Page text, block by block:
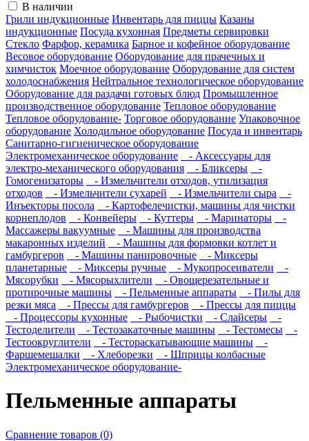
В наличии
Грили индукционные Инвентарь для пиццы Казаны
индукционные Посуда кухонная Предметы сервировки
Стекло Фарфор, керамика Барное и кофейное оборудование
Весовое оборудование Оборудование для прачечных и
химчисток Моечное оборудование Оборудование для систем
холодоснабжения Нейтральное технологическое оборудование
Оборудование для раздачи готовых блюд Промышленное
производственное оборудование Тепловое оборудование
Тепловое оборудование- Торговое оборудование Упаковочное
оборудование Холодильное оборудование Посуда и инвентарь
Санитарно-гигиеническое оборудование
Электромеханическое оборудование
- Аксессуары для
электро-механического оборудования
- Бликсеры
-
Гомогенизаторы
- Измельчители отходов, утилизация
отходов
- Измельчители сухарей - Измельчители сыра
-
Инъекторы посола
- Картофелечистки, машины для чистки
корнеплодов
- Конвейеры - Куттеры - Маринаторы
-
Массажеры вакуумные
- Машины для производства
макаронных изделий
- Машины для формовки котлет и
гамбургеров
- Машины панировочные
- Миксеры
планетарные
- Миксеры ручные - Мукопросеиватели
-
Мясорубки
- Мясорыхлители
- Овощерезательные и
протирочные машины
- Пельменные аппараты
- Пилы для
резки мяса
- Прессы для гамбургеров
- Прессы для пиццы
- Процессоры кухонные
- Рыбочистки - Слайсеры
-
Тестоделители
- Тестозакаточные машины - Тестомесы
-
Тестоокруглители
- Тестораскатывающие машины
-
Фаршемешалки
- Хлеборезки
- Шприцы колбасные
Электромеханическое оборудование-
Пельменные аппараты
Сравнение товаров (0)